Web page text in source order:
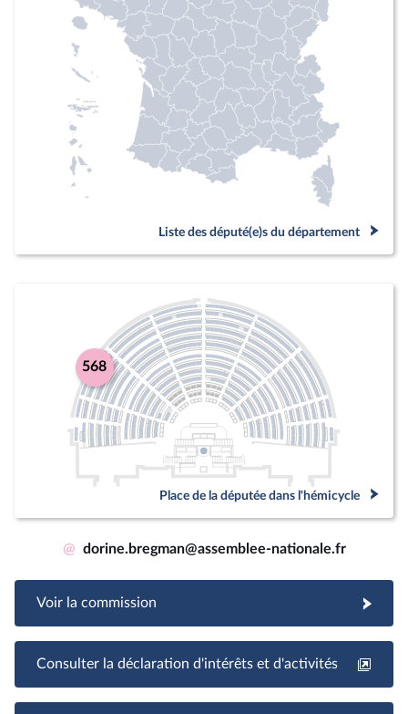
Liste des député(e)s du département
568
Place de la députée dans l'hémicycle
@ dorine.bregman@assemblee-nationale.fr
Voir la commission
Consulter la déclaration d'intérêts et d'activités